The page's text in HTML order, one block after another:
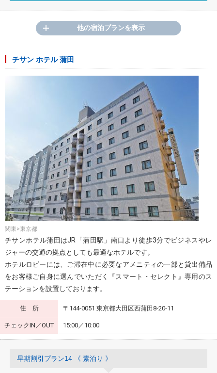
他の宿泊プランを表示
チサン ホテル 蒲田
関東>東京都
チサンホテル蒲田はJR「蒲田駅」南口より徒歩3分でビジネスやレ
ジャーの交通の拠点としても最適なホテルです。
ホテルロビーには、ご滞在中に必要なアメニティの一部と貸出備品
をお客様ご自身に選んでいただく『スマート・セレクト』専用のス
テーションを設置しております。
住 所 〒144-0051 東京都大田区西蒲田8-20-11
チェックIN／OUT 15:00／10:00
早期割引プラン14 《 素泊り 》